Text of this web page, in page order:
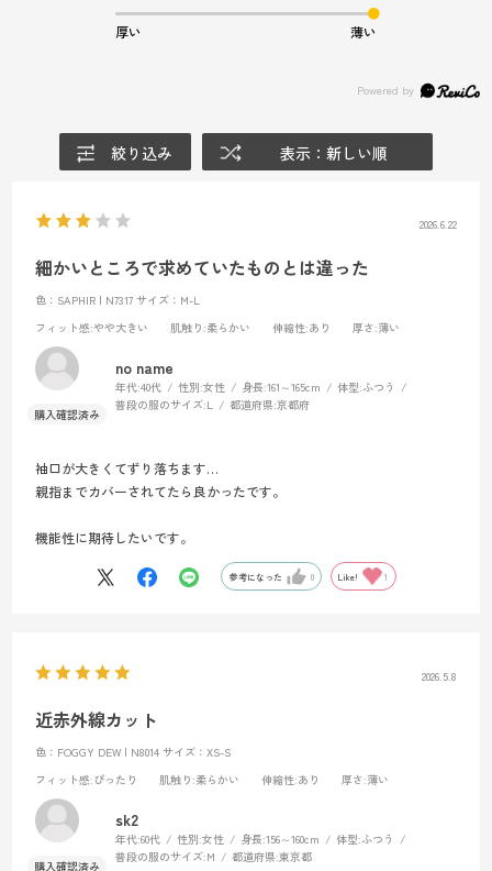
厚い 薄い
絞り込み 表示：新しい順
2026.6.22
細かいところで求めていたものとは違った
色：SAPHIR | N7317 サイズ：M-L
フィット感:やや大きい 肌触り :柔らかい 伸縮性:あり 厚さ:薄い
no name
年代:40代 性別:女性 身長:161～165cm 体型:ふつう
普段の服のサイズ:L 都道府県:京都府
袖口が大きくてずり落ちます…
親指までカバーされてたら良かったです。
機能性に期待したいです。
参考になった 0 Like! 1
2026.5.8
近赤外線カット
色：FOGGY DEW | N8014 サイズ：XS-S
フィット感:ぴったり 肌触り :柔らかい 伸縮性:あり 厚さ:薄い
sk2
年代:60代 性別:女性 身長:156～160cm 体型:ふつう
普段の服のサイズ:M 都道府県:東京都